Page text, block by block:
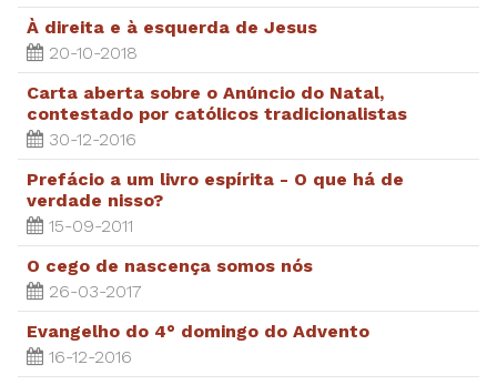
À direita e à esquerda de Jesus
20-10-2018
Carta aberta sobre o Anúncio do Natal,
contestado por católicos tradicionalistas
30-12-2016
Prefácio a um livro espírita - O que há de
verdade nisso?
15-09-2011
O cego de nascença somos nós
26-03-2017
Evangelho do 4° domingo do Advento
16-12-2016